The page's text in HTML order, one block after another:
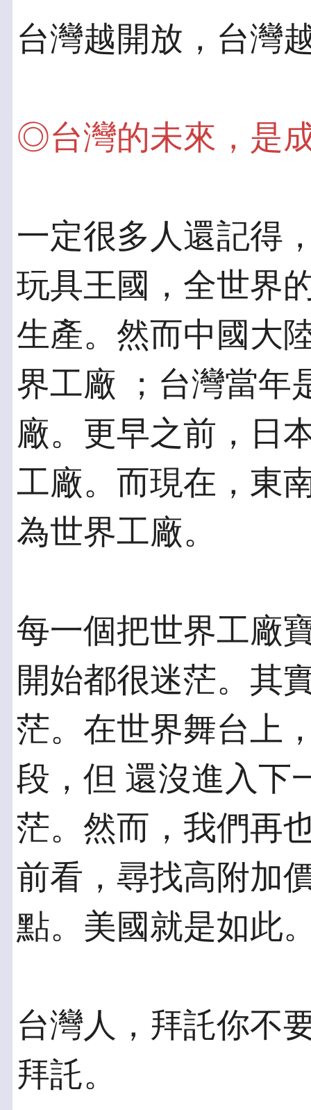
台灣越開放，台灣
◎台灣的未來，是
一定很多人還記得
玩具王國，全世界
生產。然而中國大
界工廠 ；台灣當年
廠。更早之前，日
工廠。而現在，東
為世界工廠。
每一個把世界工廠
開始都很迷茫。其
茫。在世界舞台上
段，但 還沒進入下
茫。然而，我們再
前看，尋找高附加
點。美國就是如此
台灣人，拜託你不
拜託。